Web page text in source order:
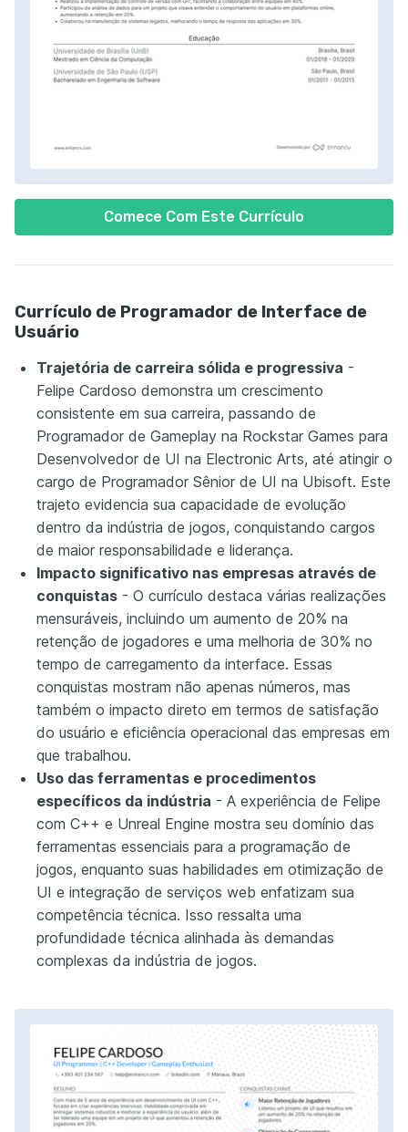
Comece Com Este Currículo
Currículo de Programador de Interface de
Usuário
Trajetória de carreira sólida e progressiva -
Felipe Cardoso demonstra um crescimento
consistente em sua carreira, passando de
Programador de Gameplay na Rockstar Games para
Desenvolvedor de UI na Electronic Arts, até atingir o
cargo de Programador Sênior de UI na Ubisoft. Este
trajeto evidencia sua capacidade de evolução
dentro da indústria de jogos, conquistando cargos
de maior responsabilidade e liderança.
Impacto significativo nas empresas através de
conquistas - O currículo destaca várias realizações
mensuráveis, incluindo um aumento de 20% na
retenção de jogadores e uma melhoria de 30% no
tempo de carregamento da interface. Essas
conquistas mostram não apenas números, mas
também o impacto direto em termos de satisfação
do usuário e eficiência operacional das empresas em
que trabalhou.
Uso das ferramentas e procedimentos
específicos da indústria - A experiência de Felipe
com C++ e Unreal Engine mostra seu domínio das
ferramentas essenciais para a programação de
jogos, enquanto suas habilidades em otimização de
UI e integração de serviços web enfatizam sua
competência técnica. Isso ressalta uma
profundidade técnica alinhada às demandas
complexas da indústria de jogos.